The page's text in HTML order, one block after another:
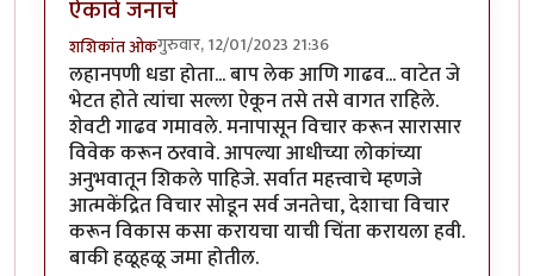
ऐकावे जनाचे
शशिकांत ओकगुरुवार, 12/01/2023 21:36
लहानपणी धडा होता... बाप लेक आणि गाढव... वाटेत जे
भेटत होते त्यांचा सल्ला ऐकून तसे तसे वागत राहिले.
शेवटी गाढव गमावले. मनापासून विचार करून सारासार
विवेक करून ठरवावे. आपल्या आधीच्या लोकांच्या
अनुभवातून शिकले पाहिजे. सर्वात महत्त्वाचे म्हणजे
आत्मकेंद्रित विचार सोडून सर्व जनतेचा, देशाचा विचार
करून विकास कसा करायचा याची चिंता करायला हवी.
बाकी हळूहळू जमा होतील.